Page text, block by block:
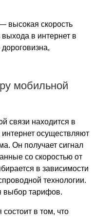
высокая скорость
в интернет в
мобильной
связи находится в
осуществляют
Он получает сигнал
со скоростью от
в зависимости
технологии.
выбор тарифов.
в том, что